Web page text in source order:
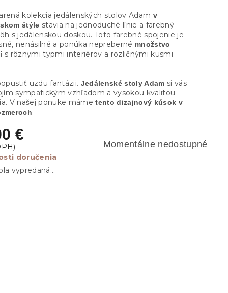
€
Momentálne nedostupné
doručenia
vypredaná…
kolekcia jedálenských stolov Adam v
štýle stavia na jednoduché línie a farebný
s jedálenskou doskou. Toto farebné spojenie je
nenásilné a ponúka nepreberné množstvo
s rôznymi typmi interiérov a rozličnými kusmi
uzdu fantázii. Jedálenské stoly Adam si vás
sympatickým vzhľadom a vysokou kvalitou
V našej ponuke mámetento dizajnový kúsok v
.